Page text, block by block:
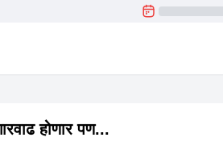
understand 8th pay commission know
होणार पण...